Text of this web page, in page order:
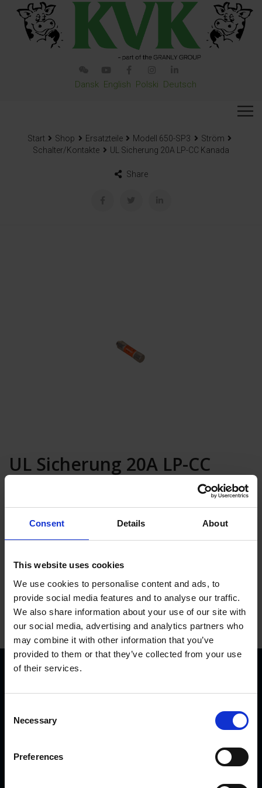
Consent Details About
This website uses cookies
We use cookies to personalise content and ads, to
provide social media features and to analyse our traffic.
We also share information about your use of our site with
our social media, advertising and analytics partners who
may combine it with other information that you’ve
provided to them or that they’ve collected from your use
of their services.
Necessary
Preferences
Dansk English Polski Deutsch
Start Shop Ersatzteile Modell 650-SP3
Ström
Schalter/Kontakte
UL Sicherung 20A LP-CC Kanada
Share
UL Sicherung 20A LP-CC
In den Warenkorb
KVK Hydra Klov ist ein modernes Unternehmen, welches
sich der Konstruktion und Herstellung von